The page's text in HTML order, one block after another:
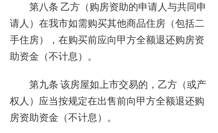
第八条 乙方（购房资助的申请人与共同申
请人）在我市如需购买其他商品住房（包括二
手住房），在购买前应向甲方全额退还购房资
助资金（不计息）。
第九条 该房屋如上市交易的，乙方（或产
权人）应当按规定在出售前向甲方全额退还购
房资助资金（不计息）。